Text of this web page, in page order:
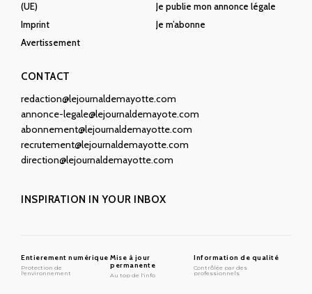
(UE)
Imprint
Avertissement
Je publie mon annonce légale
Je m’abonne
CONTACT
redaction@lejournaldemayotte.com
annonce-legale@lejournaldemayote.com
abonnement@lejournaldemayotte.com
recrutement@lejournaldemayotte.com
direction@lejournaldemayotte.com
INSPIRATION IN YOUR INBOX
Entierement numérique
Protection de
l'environnement
Mise à jour
permanente
Au top de l'info
Information de qualité
Contrôlée par des
professionnels